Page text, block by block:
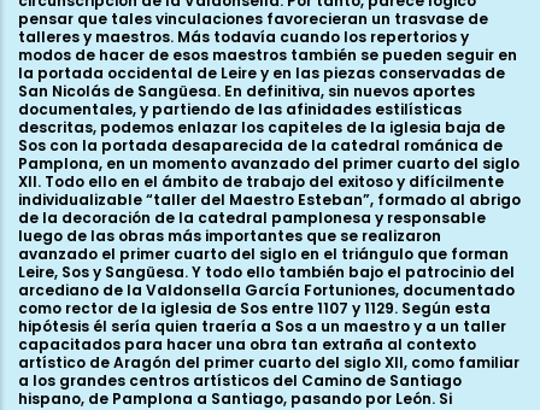
os entre 1107 y 1129. Según esta hipótesis él sería quien traería a Sos a un maestro y a un taller capacitados para hacer una obra tan extraña al contexto artístico de Aragón del primer cuarto del siglo XII, como familiar a los grandes centros artísticos del Camino de Santiago hispano, de Pamplona a Santiago, pasando por León. Si ascendemos por la doble escalinata que nos lleva otra vez al pasadizo perpendicular, repararemos tanto en la portada de la iglesia baja, como en la definición de la propia galería. La puerta traba perfectamente con el alzado del tramo central del pasadizo. De hecho la bella bóveda de arista está compuesta con gran maestría para enmarcar el hueco. La portada se organiza mediante cuatro arquivoltas, la interior sobre montantes cilíndricos, al modo de las columnas que luego veremos en el pasadizo. La segunda y la cuarta están conformadas por una faja cóncava con bolas en chaflán. La tercera, la más monumental, lleva un par de columnas acodilladas con una poderosa arquivolta con baquetón central entre nacelas. Los capiteles son muy simplificados; el de la derecha muestra la frecuente articulación de copa lisa con hojas que acogen bolas hacia los ángulos superiores. El del otro lado es algo más elaborado: las hojas lisas se han convertido en digitadas mediante incisiones simétricas. Rematan por arriba con ondas incisas y paralelas. Se corresponde con el diseño de alguno de los capiteles externos de las ventanas altas. Los de los montantes interiores llevan a la derecha también hojas lisas y esquemáticas que rematan en bolas en los ángulos; y a la izquierda plásticas volutas lisas que se encuentran en los ángulos superiores. Recuerdan a las volutas del capitel de las aves. En la galería encontramos otros cuatro capiteles de articulación muy parecida. Muestran, como peculiaridad más marcada, una copa casi cilíndrica, en perfecta continuidad semicolumna-fajón. No se subraya ni con collarino ni con cimacio. En ese sentido su simplicidad ha sido relacionada con algunos ejemplos similares de Ujué; esta relación va más por lo funcional que por lo estilístico. Los motivos decorativos predominantes son las bolas angulares, sustituidas al sur por cabezas humanas y amplias hojas digitadas y flordelisadas. Por lo demás la galería muestra una completa identidad constructiva con las naves de la iglesia baja: gruesos fajones de sección prismática. En las respectivas embocaduras estos arcos van doblados en un configuración robustísima, en consonancia con el papel tectónico que juegan. Continuidad con los pilares adosados, bellas y precisas bóvedas de arista, y, ahora sí, una perfecta geometría espacial. Los sillares son monumentales y perfectamente geométricos. Los muros están cuajados de cruces, en referencia al uso de este ámbito como espacio funerario y lugar de enterramiento. Una vez atravesado el pasadizo, nos encontramos en una de las terrazas que conformarían el recinto fortificado de la propia abadía. Serviría también para acceder al castillo superior, reedificado, como sabemos, durante el reinado de Ramiro II. Desde aquí se domina un amplio panorama hacia el Norte y hacia el Este. También se obtiene una completa perspectiva de la iglesia alta, dedicada como sabemos a San Esteban, y de su diálogo con el murallón oriental del castillo. Tras una pronunciada escalinata, la portada monumental nos anuncia el acceso principal al templo. La restauración del siglo pasado ha dotado al interior de una innegable uniformidad basada en los paramentos de piedra vista y en las hiladas de sillares regulares. Este realce de los elementos estructurales primitivos no hace sino desvelar con claridad un interior muy coherente y homogéneo. Y ésta es una de las principales características del templo que nos ocupa. Además de la perfecta resolución de los problemas que planteaba la estructura en pisos y niveles, el plan se lleva a cabo sin aparentes reorientaciones ni cambios. El resultado es uno de los interiores más unitarios y representativos del románico pleno. Veamos con detenimiento sus detalles. Como ya proponía la planimetría de la iglesia baja, nos encontramos ante un templo con cabecera de tres ábsides, que se abren a un amplio transepto no marcado en planta. En su característica jerarquización, destaca el central, más ancho y profundo; se organiza mediante un anteábside rectangular al que se suma el propio hemiciclo de cierre. Del crucero parten también las tres naves, poco longitudinales, divididas a su vez en dos tramos cada una. Se cuida especialmente que cada muro maestro o soporte se integre de forma lógica con el piso inferior y las sucesivas plataformas de cimentación. Los muros de los ábsides montan sobre sus correspondientes de la iglesia baja, mientras que los pilares torales de la nave lo hacen sobre el muro de los pies inferior. Los pilares intermedios de las naves cimientan ya sobre la propia roca de la ladera. La escalera de comunicación interna se aloja, como era habitual, en uno de los ángulos del crucero, y la portada monumental se sitúa en el tramo de los pies de la nave norte. Las dimensiones son contenidas, con casi 26 metros de longitud por unos 18 de anchura. Ciertamente el murallón del castillo, por un lado, y el desplome de la ladera, por otro, impedían un mayor desarrollo longitudinal. No obstante, esas dimensiones generales se acercan a las de otros edificios análogos que no mostraban determinaciones parcelarias tan extremas, como El Salvador de Murillo, Santa María de Sangüesa o San Pedro de la Rúa de Estella. Podemos concluir en este extremo que los patronos logran encajar en una parcela difícil un edificio de dimensiones bastante comunes. El resultado es un plan muy coherente y unitario, solo roto por las adiciones posteriores. Un plan que refleja perfectamente un modo de hacer experimentado, de éxito en numerosos edificios. Todos los soportes parten de un núcleo cruciforme al que se adosa una semicolumna por cara. El diámetro de la responsión equivale aproximadamente a un tercio de la anchura de la cara de la cruz. Montan sobre plintos cilíndricos, reproduciendo así elementos constructivos ya propuestos de la catedral de Jaca a la de Santiago de Compostela. Están diseñados para soportar sólidos arcos doblados, asociados, bien a una bóveda de cañón dividida en tramos rectangulares oblongos al eje, bien a bóvedas de arista sobre tramos cuadrados. La arista coincidiría con el codillo libre de la cruz del soporte. Esta propuesta planimétrica coincide así con el primer proyecto constructivo de Santa María de Sangüesa, y en general, con un buen número de edificios del románico pleno hispano. Uno de los puntos de vista que mejor presentan la elaborada articulación del interior de San Esteban lo podemos obtener contemplando los ábsides desde la nave central. Todo es equilibrio, contención y un acentuado esfuerzo porque cada uno de los elementos de la composición trabe y se interrelacione. Lo más plástico y elaborado lo encontramos en la articulación de los hemiciclos de los ábsides. El central se divide en tres niveles, por dos de los laterales. A modo de plinto liso, el nivel inferior se remata mediante una imposta de billetes que recorre todo el templo a poco más de 2,5 m de altura. De la imposta nacen las ventanas y las respectivas arquerías ciegas que las enmarcan. En total son cinco los vanos, tres en el hemiciclo central, por uno en cada capilla lateral. Su definición concreta es peculiar; todos conjugan la profundidad del muro con un abocinamiento poco pronunciado. El resultado es una ventana relativamente amplia, que recuerda más a modelos antiguos como los de las cabeceras de Loarre o Jaca, que a los que veremos en Uncastillo y Sangüesa ya durante el segundo tercio del siglo XII. Los huecos se organizan con bellas celosías pétreas (al menos una rehecha durante la última restauración), que, aun frecuentes en los siglos XII y XIII (ver por ejemplo Torres del río, Tudela o Rueda), parecen remitirnos a modelos islámicos. Sobre el cuerpo de ventanas, una imposta con retícula taqueada por el lado del evangelio y con billetes por la epístola señala en los ábsides laterales el arranque de la bóveda de horno. Conecta también con los cimacios de los demás soportes “intermedios” del perímetro mural. El hemiciclo central, más elevado, monta sobre la arquería un tambor liso de ocho hiladas e imposta de tacos y billetes. También esta faja decorativa, desde el hastial de crucero ya lisa, va a conectar con los cimacios de los soportes de transepto y nave mayor subrayando el arranque de sus respectivas bóvedas. De hecho, ese cambio en la decoración de la imposta establece la única cesura clara en la división de fases constructivas de la iglesia alta. Así, un primer impulso completó los ábsides hasta el arranque de los hastiales del crucero. La obra siguió desde aquí hacia occidente, introduciendo algunas variaciones decorativas, que no estructurales. La arquería de enmarque de la capilla mayor es especialmente bella. Son cinco arcos en el hemiciclo por otros dos, uno a cada lado, en el anteábside. Cada arco apea en su propia pareja de columnillas adosada, por lo que en los tres del centro éstas aparecen dobladas. Las dimensiones de los vanos no permiten que la arquería sea homogénea. De hecho son más amplios los enmarques de las ventanas; los verdaderamente ciegos, de menor anchura, aparecen ligeramente peraltados. Da la impresión de que estamos ante un paso previo a la definición binaria de la arquería de Santa María de Uncastillo; también en el origen de la articulación de la mayor de Sangüesa, más compleja y articulada. Las arquerías de los hemiciclos laterales, más simplificadas, van a completar la secuencia en la hipotética evolución de estas composiciones. Ambos encajan sobre el cilindro una serie de cinco arcos, de diámetros también irregulares. Da la impresión de que es en el ábside sur donde los ritmos están mejor resueltos. Allí los cinco arcos tienden a uniformizar los diámetros en un